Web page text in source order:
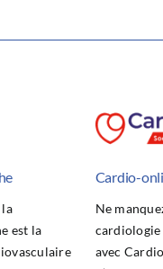
est la
Cardio-
Ne
cardiologie
avec